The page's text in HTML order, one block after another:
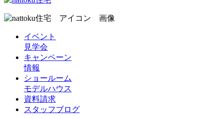
イベント
見学会
キャンペーン
情報
ショールーム
モデルハウス
資料請求
スタッフブログ